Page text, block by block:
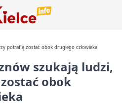
potrafią zostać obok drugiego człowieka
szukają ludzi,
obok